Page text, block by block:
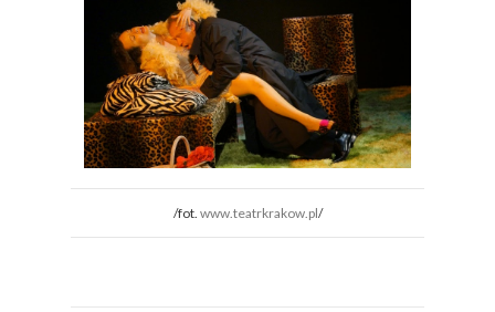
/fot. www.teatrkrakow.pl/